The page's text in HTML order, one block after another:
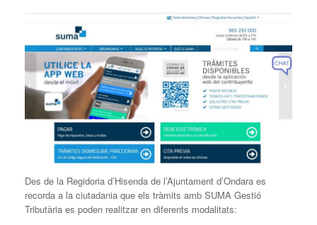
Des de la Regidoria d’Hisenda de l’Ajuntament d’Ondara es
recorda a la ciutadania que els tràmits amb SUMA Gestió
Tributària es poden realitzar en diferents modalitats: